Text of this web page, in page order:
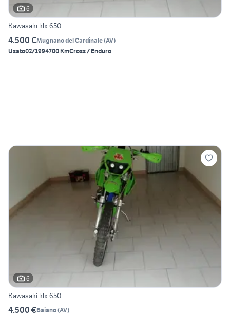
6
Kawasaki klx 650
4.500 €Mugnano del Cardinale(AV)
Usato02/1994700 KmCross / Enduro
6
Kawasaki klx 650
4.500 €Baiano(AV)